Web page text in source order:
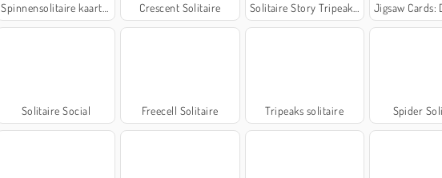
Spinnensolitaire kaartspel Crescent Solitaire Solitaire Story Tripeaks 2 Jigsaw Cards:
Solitaire Social Freecell Solitaire Tripeaks solitaire Spider